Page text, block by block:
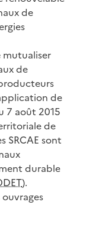
de
mutualiser
de
de
7 août 2015
de
SRCAE sont
durable
).
ouvrages